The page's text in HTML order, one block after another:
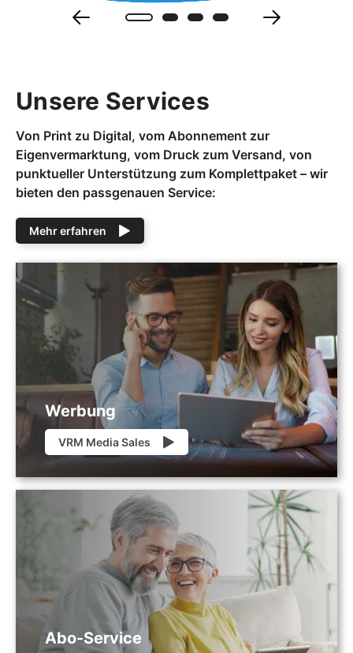
Unsere Services
Von Print zu Digital, vom Abonnement zur
Eigenvermarktung, vom Druck zum Versand, von
punktueller Unterstützung zum Komplettpaket – wir
bieten den passgenauen Service:
Mehr erfahren
Werbung
VRM Media Sales
Abo-Service